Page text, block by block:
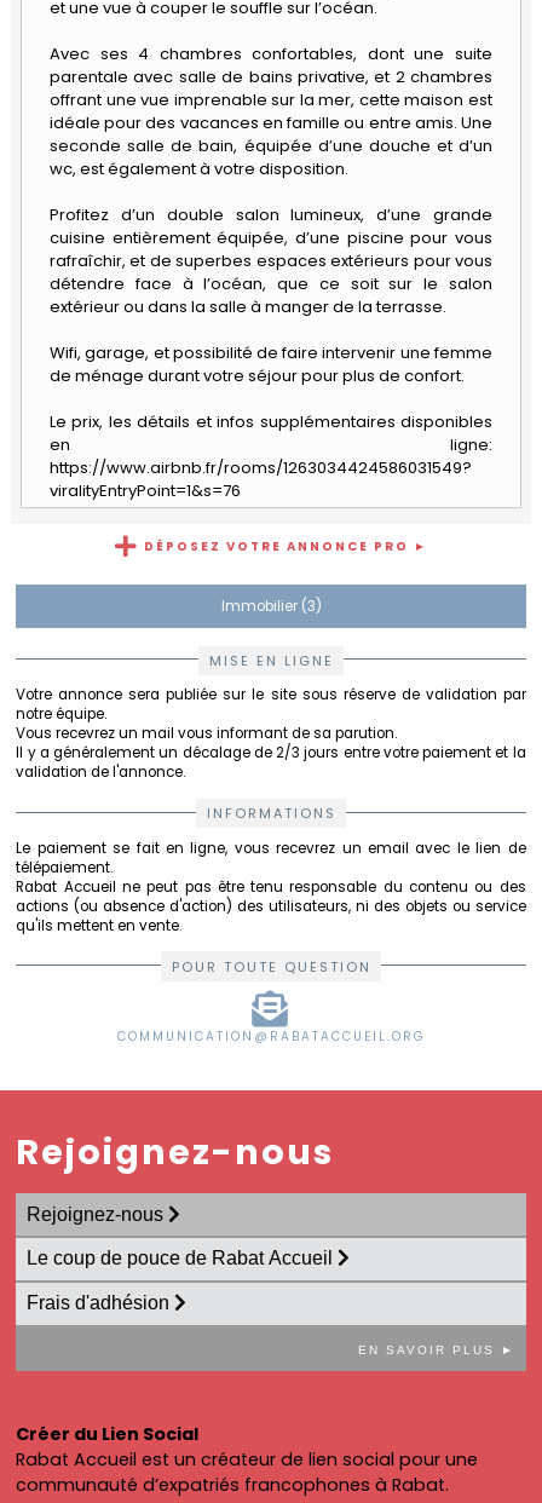
et une vue à couper le souffle sur l’océan.
Avec ses 4 chambres confortables, dont une suite
parentale avec salle de bains privative, et 2 chambres
offrant une vue imprenable sur la mer, cette maison est
idéale pour des vacances en famille ou entre amis. Une
seconde salle de bain, équipée d’une douche et d’un
wc, est également à votre disposition.
Profitez d’un double salon lumineux, d’une grande
cuisine entièrement équipée, d’une piscine pour vous
rafraîchir, et de superbes espaces extérieurs pour vous
détendre face à l’océan, que ce soit sur le salon
extérieur ou dans la salle à manger de la terrasse.
Wifi, garage, et possibilité de faire intervenir une femme
de ménage durant votre séjour pour plus de confort.
Le prix, les détails et infos supplémentaires disponibles
en ligne:
https://www.airbnb.fr/rooms/1263034424586031549?
viralityEntryPoint=1&s=76
DÉPOSEZ VOTRE ANNONCE PRO ►
Immobilier (3)
MISE EN LIGNE
Votre annonce sera publiée sur le site sous réserve de validation par
notre équipe.
Vous recevrez un mail vous informant de sa parution.
Il y a généralement un décalage de 2/3 jours entre votre paiement et la
validation de l'annonce.
INFORMATIONS
Le paiement se fait en ligne, vous recevrez un email avec le lien de
télépaiement.
Rabat Accueil ne peut pas être tenu responsable du contenu ou des
actions (ou absence d'action) des utilisateurs, ni des objets ou service
qu'ils mettent en vente.
POUR TOUTE QUESTION
COMMUNICATION@RABATACCUEIL.ORG
Rejoignez-nous
Rejoignez-nous
Le coup de pouce de Rabat Accueil
Frais d'adhésion
EN SAVOIR PLUS ►
Créer du Lien Social
Rabat Accueil est un créateur de lien social pour une
communauté d’expatriés francophones à Rabat.